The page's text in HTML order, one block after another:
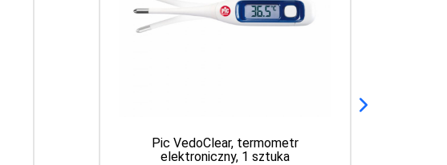
Pic VedoClear, termometr
elektroniczny, 1 sztuka